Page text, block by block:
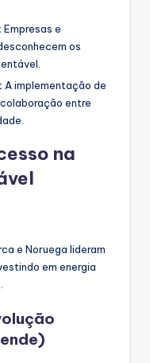
Empresas e
os
A implementação de
entre
na
e Noruega lideram
em energia